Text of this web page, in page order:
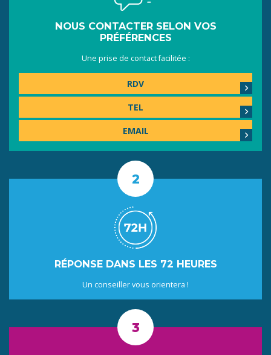
NOUS CONTACTER SELON VOS
PRÉFÉRENCES
Une prise de contact facilitée :
RDV
TEL
EMAIL
RÉPONSE DANS LES 72 HEURES
Un conseiller vous orientera !